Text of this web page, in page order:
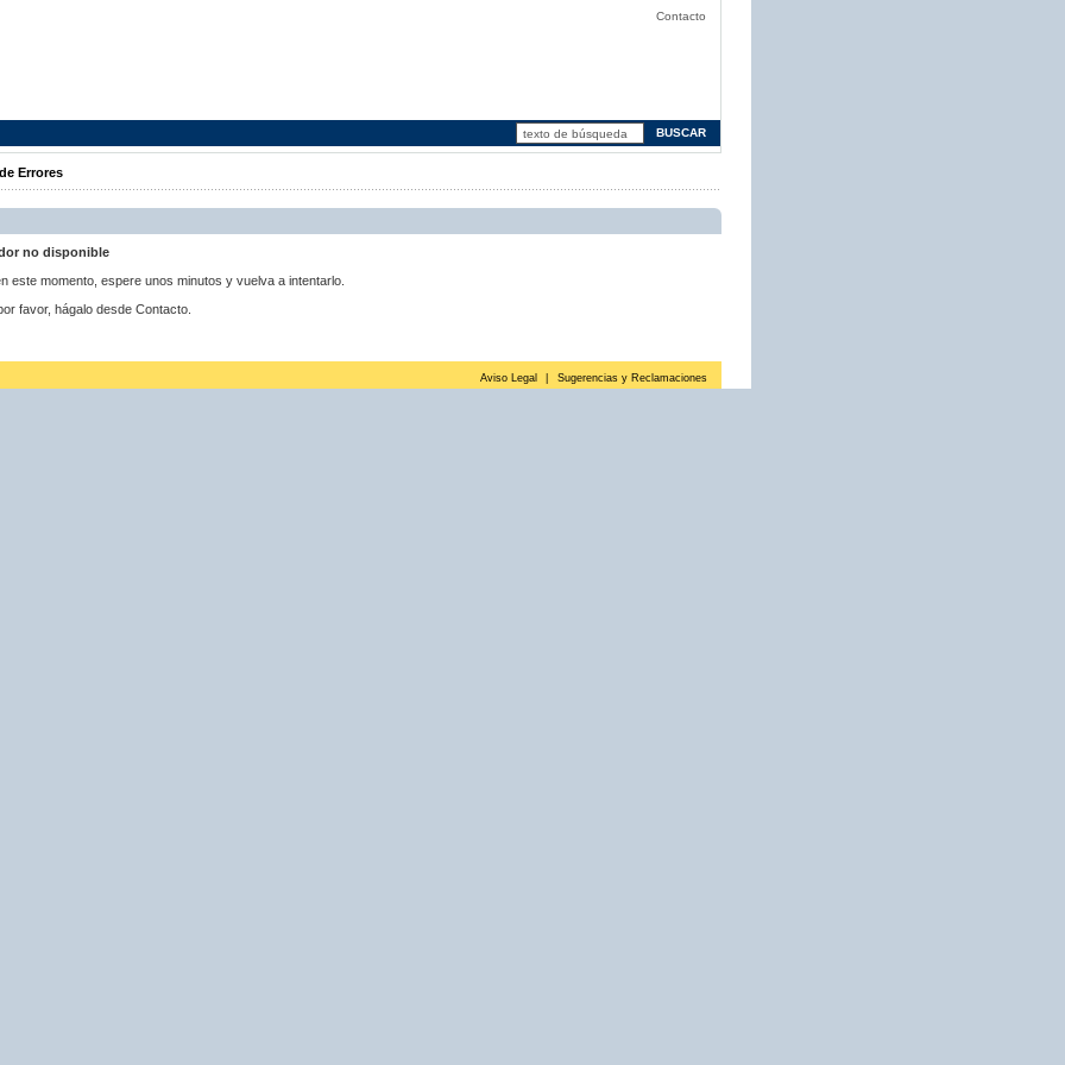
Contacto
Errores
no disponible
este momento, espere unos minutos y vuelva a intentarlo.
favor, hágalo desde Contacto.
Aviso Legal Sugerencias y Reclamaciones